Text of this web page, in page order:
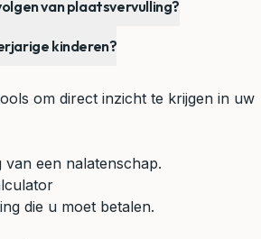
van plaatsvervulling?
kinderen?
om direct inzicht te krijgen in uw
van een nalatenschap.
die u moet betalen.